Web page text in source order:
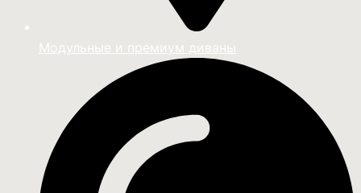
Модульные и премиум диваны